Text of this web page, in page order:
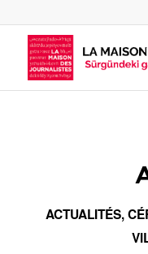
ACTUALITÉS,